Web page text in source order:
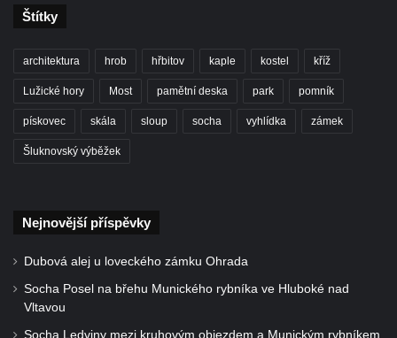
Štítky
architektura hrob hřbitov kaple kostel kříž
Lužické hory Most pamětní deska park pomník
pískovec skála sloup socha vyhlídka zámek
Šluknovský výběžek
Nejnovější příspěvky
Dubová alej u loveckého zámku Ohrada
Socha Posel na břehu Munického rybníka ve Hluboké nad
Vltavou
Socha Ledviny mezi kruhovým objezdem a Munickým rybníkem